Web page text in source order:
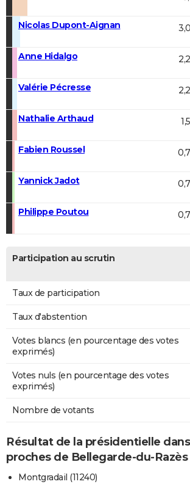
Nicolas Dupont-Aignan
Anne Hidalgo
Valérie Pécresse
Nathalie Arthaud
Fabien Roussel
Yannick Jadot
Philippe Poutou
Participation au scrutin
Taux de participation
Taux d'abstention
Votes blancs (en pourcentage des votes
exprimés)
Votes nuls (en pourcentage des votes
exprimés)
Nombre de votants
Résultat de la présidentielle
proches de Bellegarde-du-Razès
Montgradail (11240)